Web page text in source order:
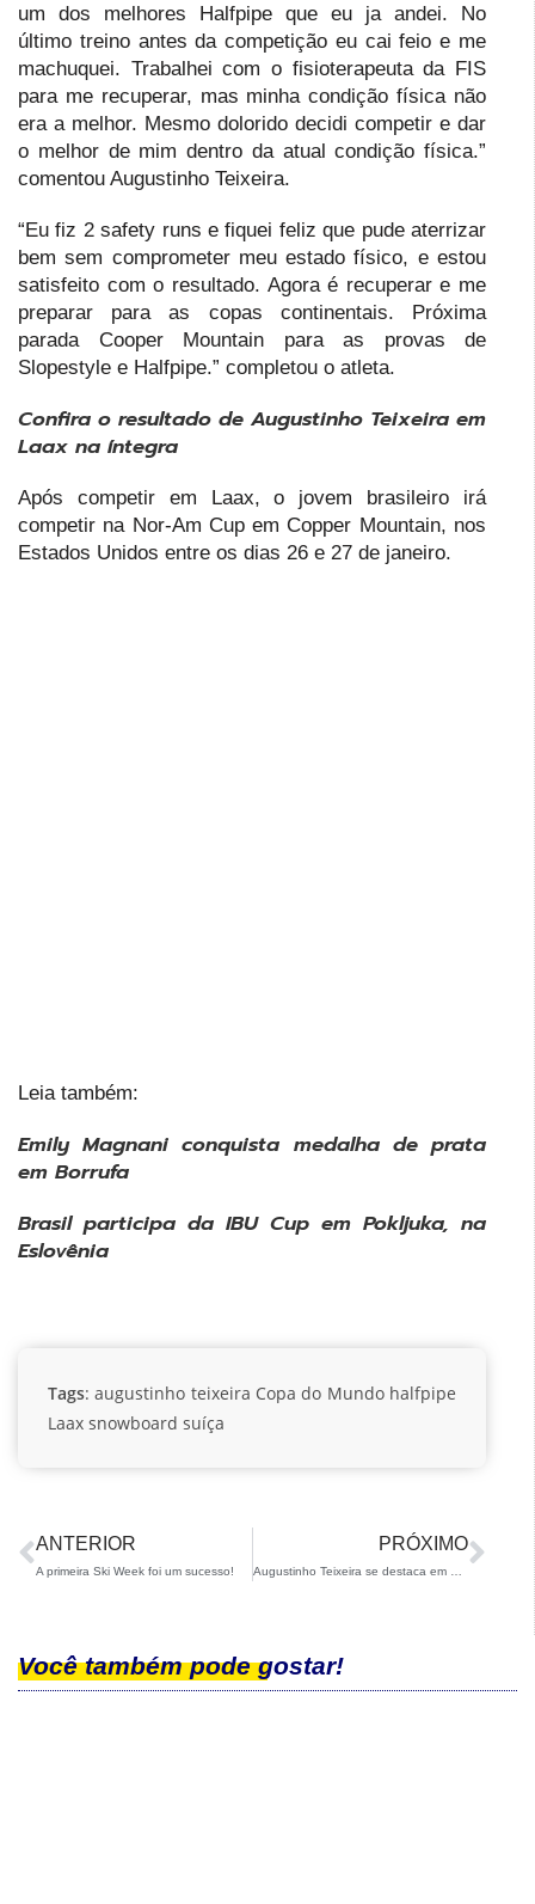
um dos melhores Halfpipe que eu ja andei. No
último treino antes da competição eu cai feio e me
machuquei. Trabalhei com o fisioterapeuta da FIS
para me recuperar, mas minha condição física não
era a melhor. Mesmo dolorido decidi competir e dar
o melhor de mim dentro da atual condição física.”
comentou Augustinho Teixeira.
“Eu fiz 2 safety runs e fiquei feliz que pude aterrizar
bem sem comprometer meu estado físico, e estou
satisfeito com o resultado. Agora é recuperar e me
preparar para as copas continentais. Próxima
parada Cooper Mountain para as provas de
Slopestyle e Halfpipe.” completou o atleta.
Confira o resultado de Augustinho Teixeira em
Laax na íntegra
Após competir em Laax, o jovem brasileiro irá
competir na Nor-Am Cup em Copper Mountain, nos
Estados Unidos entre os dias 26 e 27 de janeiro.
Leia também:
Emily Magnani conquista medalha de prata
em Borrufa
Brasil participa da IBU Cup em Pokljuka, na
Eslovênia
Tags:augustinho teixeira Copa do Mundo halfpipe
Laax snowboard suíça
ANTERIOR
A primeira Ski Week foi um sucesso!
PRÓXIMO
Você também pode gostar!